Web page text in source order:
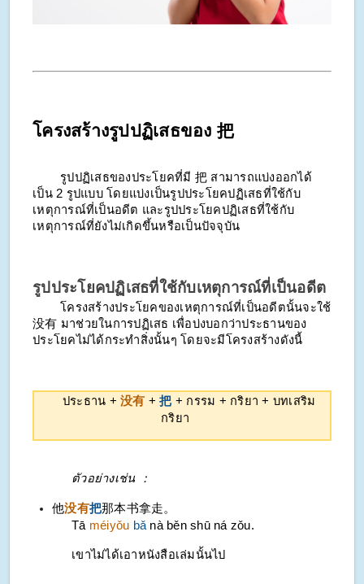
โครงสร้างรูปปฏิเสธของ 把
รูปปฏิเสธของประโยคที่มี 把 สามารถแบ่งออกได้
เป็น 2 รูปแบบ โดยแบ่งเป็นรูปประโยคปฏิเสธที่ใช้กับ
เหตุการณ์ที่เป็นอดีต และรูปประโยคปฏิเสธที่ใช้กับ
เหตุการณ์ที่ยังไม่เกิดขึ้นหรือเป็นปัจจุบัน
รูปประโยคปฏิเสธที่ใช้กับเหตุการณ์ที่เป็นอดีต
โครงสร้างประโยคของเหตุการณ์ที่เป็นอดีตนั้นจะใช้
没有 มาช่วยในการปฏิเสธ เพื่อบ่งบอกว่าประธานของ
ประโยคไม่ได้กระทำสิ่งนั้นๆ โดยจะมีโครงสร้างดังนี้
ประธาน + 没有 +把 + กรรม + กริยา + บทเสริม
กริยา
ตัวอย่างเช่น ：
他没有把那本书拿走。
Tā méiyǒu bǎnà běn shū ná zǒu.
เขาไม่ได้เอาหนังสือเล่มนั้นไป